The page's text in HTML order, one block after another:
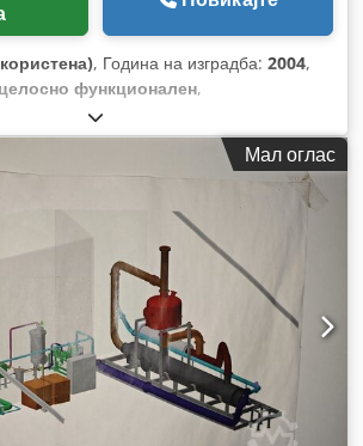
, Година на изградба: 2004,
целосно функционален,
Мал оглас